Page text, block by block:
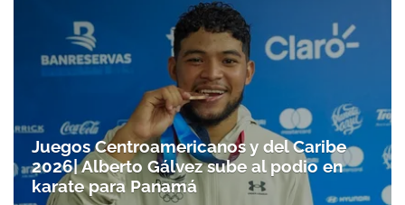
Juegos Centroamericanos y del Caribe
2026| Alberto Gálvez sube al podio en
karate para Panamá